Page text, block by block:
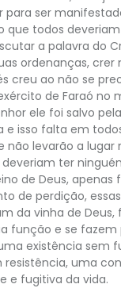
para ser
que todos deveriam
a palavra do
ordenanças, crer
creu ao não se
de Faraó no
ele foi salvo
e isso falta em
não levarão a lugar
ter
de Deus, apenas
de perdição,
da vinha de Deus,
função e se fazem
existência sem
resistência, uma
e fugitiva da vida.